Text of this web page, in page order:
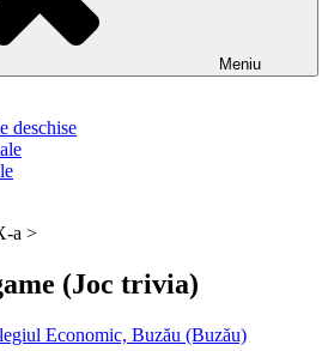
Meniu
deschise
a >
(Joc trivia)
Economic, Buzău (Buzău)